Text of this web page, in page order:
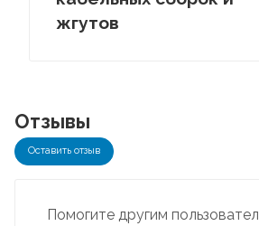
жгутов
Отзывы
Оставить отзыв
Помогите другим